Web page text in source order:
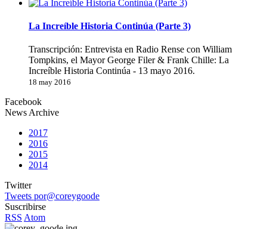
La Increíble Historia Continúa (Parte 3)
Transcripción: Entrevista en Radio Rense con William
Tompkins, el Mayor George Filer & Frank Chille: La
Increíble Historia Continúa - 13 mayo 2016.
18 may 2016
Facebook
News Archive
2017
2016
2015
2014
Twitter
Tweets por@coreygoode
Suscribirse
RSS Atom